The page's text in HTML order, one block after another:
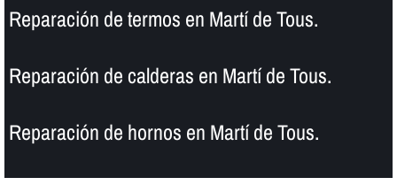
Reparación de termos en Martí de Tous.
Reparación de calderas en Martí de Tous.
Reparación de hornos en Martí de Tous.